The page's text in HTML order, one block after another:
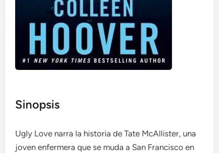
Sinopsis
Ugly Love narra la historia de Tate McAllister, una
joven enfermera que se muda a San Francisco en